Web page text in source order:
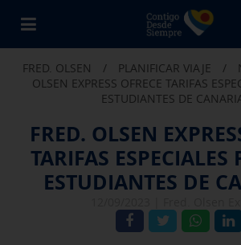
FRED. OLSEN / PLANIFICAR VIAJE /
OLSEN EXPRESS OFRECE TARIFAS
ESTUDIANTES DE
FRED. OLSEN
TARIFAS ESPECIALES
ESTUDIANTES DE